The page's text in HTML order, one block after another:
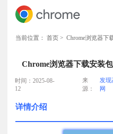
当前位置： 首页 > Chrome浏览器下
Chrome浏览器下载安装
时间：2025-08-
12
来
源：
发现
网
详情介绍